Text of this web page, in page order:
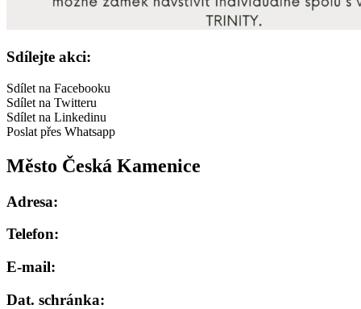
Sdílejte akci:
Sdílet na Facebooku
Sdílet na Twitteru
Sdílet na Linkedinu
Poslat přes Whatsapp
Město Česká Kamenice
Adresa:
Telefon:
E-mail:
Dat. schránka: